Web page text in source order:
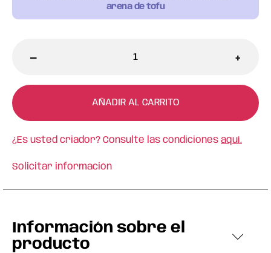
arena de tofu
- +
AÑADIR AL CARRITO
¿Es usted criador? Consulte las condiciones aquí.
Solicitar información
Información sobre el
producto